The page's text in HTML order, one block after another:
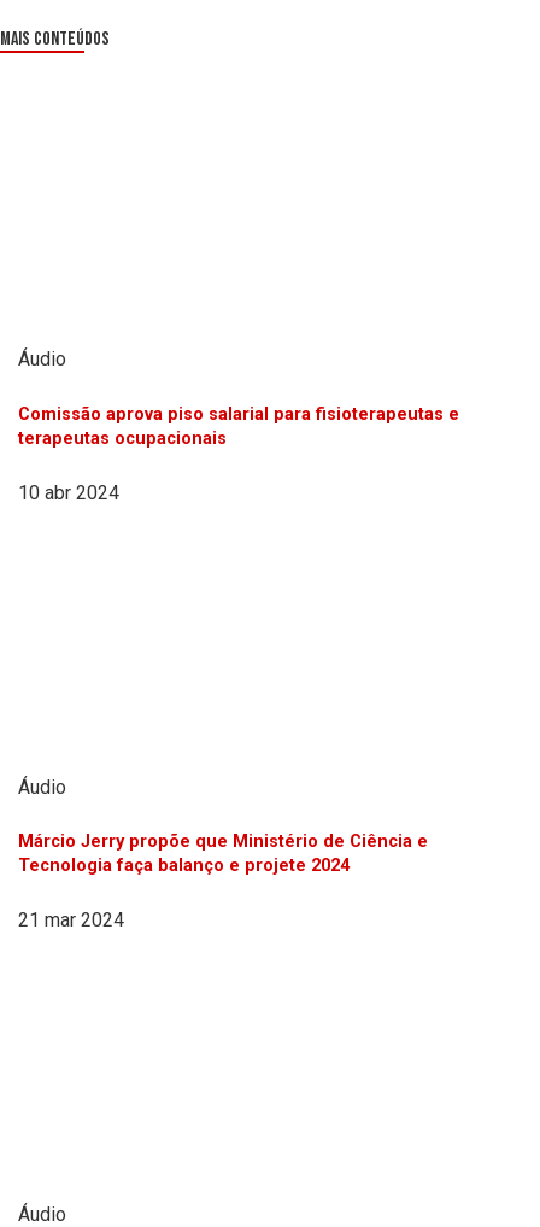
Mais Conteúdos
Áudio
Comissão aprova piso salarial para fisioterapeutas e
terapeutas ocupacionais
10 abr 2024
Áudio
Márcio Jerry propõe que Ministério de Ciência e
Tecnologia faça balanço e projete 2024
21 mar 2024
Áudio